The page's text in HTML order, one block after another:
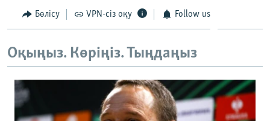
Бөлісу VPN-сіз оқу Follow us
Оқыңыз. Көріңіз. Тыңдаңыз